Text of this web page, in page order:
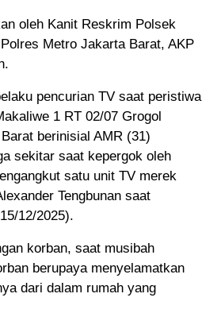
oleh Kanit Reskrim Polsek
Metro Jakarta Barat, AKP
pencurian TV saat peristiwa
1 RT 02/07 Grogol
berinisial AMR (31)
sekitar saat kepergok oleh
satu unit TV merek
Tengbunan saat
12/2025).
korban, saat musibah
berupaya menyelamatkan
dari dalam rumah yang